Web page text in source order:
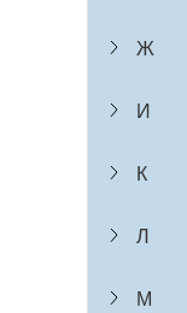
Ж
И
К
Л
М